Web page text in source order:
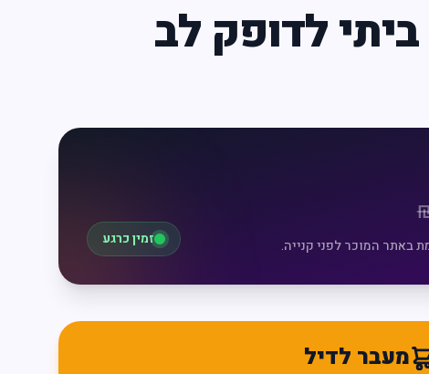
לדופק לב
באתר המוכר לפני קנייה. זמין כרגע
מעבר לדיל